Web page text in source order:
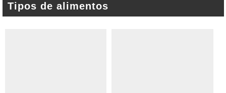
Tipos de alimentos